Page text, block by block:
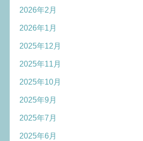
2026年2月
2026年1月
2025年12月
2025年11月
2025年10月
2025年9月
2025年7月
2025年6月